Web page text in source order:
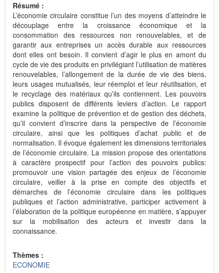
Résumé :
L’économie circulaire constitue l’un des moyens d’atteindre le
découplage entre la croissance économique et la
consommation des ressources non renouvelables, et de
garantir aux entreprises un accès durable aux ressources
dont elles ont besoin. Il convient d’agir le plus en amont du
cycle de vie des produits en privilégiant l’utilisation de matières
renouvelables, l’allongement de la durée de vie des biens,
leurs usages mutualisés, leur réemploi et leur réutilisation, et
le recyclage des matériaux qu’ils contiennent. Les pouvoirs
publics disposent de différents leviers d’action. Le rapport
examine la politique de prévention et de gestion des déchets,
qu’il convient d’inscrire dans la perspective de l’économie
circulaire, ainsi que les politiques d’achat public et de
normalisation. Il évoque également les dimensions territoriales
de l’économie circulaire. La mission propose des orientations
à caractère prospectif pour l’action des pouvoirs publics:
promouvoir une vision partagée des enjeux de l’économie
circulaire, veiller à la prise en compte des objectifs et
démarches de l’économie circulaire dans les politiques
publiques et l’action administrative, participer activement à
l’élaboration de la politique européenne en matière, s’appuyer
sur la mobilisation des acteurs et investir dans la
connaissance.
Thèmes :
ECONOMIE